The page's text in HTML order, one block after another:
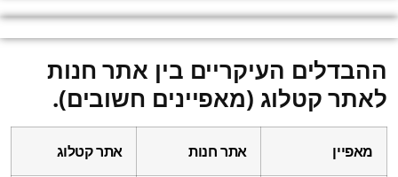
ההבדלים העיקריים בין אתר חנות
לאתר קטלוג (מאפיינים חשובים).
מאפיין אתר חנות אתר קטלוג